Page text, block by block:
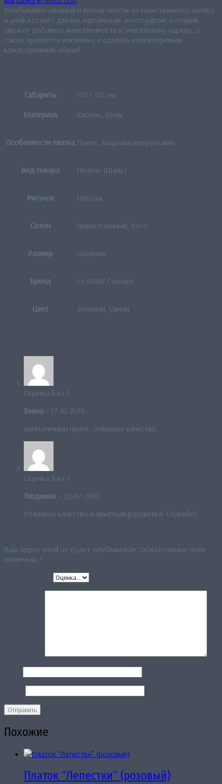
Необычайно нежный и легкий платок из качественного хлопка
и шёлка станет для вас идеальным аксессуаром, который
сможет добавить женственности к элегантному наряду, а
также привнести изюминку и сделать неповторимым
каждодневный образ!
Габариты
110 × 110 см
Материал
Хлопок, Шёлк
Особенности платка Принт, Бахрома шнурочками
Вид товара Платок (Шаль)
Рисунок Пейзаж
Сезон Демисезонный, Лето
Размер Средний
Бренд Le Motif Couture
Цвет Зеленый, Синий
Оценка 5 из 5
Елена – 17.10.2018
симпатичный принт, отличное качество.
Оценка 5 из 5
Людмила – 22.07.2019
Отличное качество и приятная расцветка! Спасибо!
Ваш адрес email не будет опубликован. Обязательные поля
помечены *
Похожие
Платок “Лепестки” (розовый)